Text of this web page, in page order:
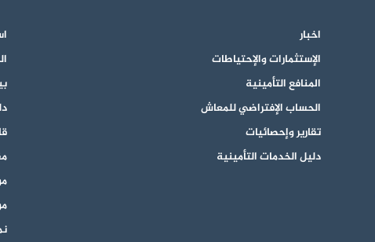
اخبار
الإستثمارات والإحتياطات
المنافع التأمينية
الحساب الإفتراضي للمعاش
تقارير وإحصائيات
دليل الخدمات التأمينية